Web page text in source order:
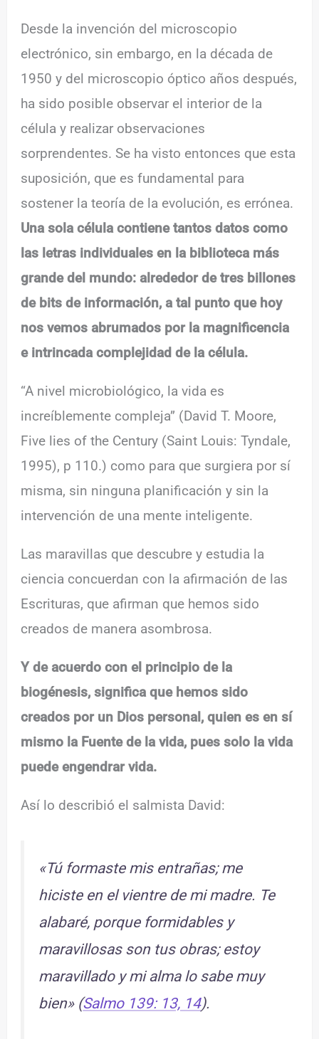
Desde la invención del microscopio
electrónico, sin embargo, en la década de
1950 y del microscopio óptico años después,
ha sido posible observar el interior de la
célula y realizar observaciones
sorprendentes. Se ha visto entonces que esta
suposición, que es fundamental para
sostener la teoría de la evolución, es errónea.
Una sola célula contiene tantos datos como
las letras individuales en la biblioteca más
grande del mundo: alrededor de tres billones
de bits de información, a tal punto que hoy
nos vemos abrumados por la magnificencia
e intrincada complejidad de la célula.
“A nivel microbiológico, la vida es
increíblemente compleja” (David T. Moore,
Five lies of the Century (Saint Louis: Tyndale,
1995), p 110.) como para que surgiera por sí
misma, sin ninguna planificación y sin la
intervención de una mente inteligente.
Las maravillas que descubre y estudia la
ciencia concuerdan con la afirmación de las
Escrituras, que afirman que hemos sido
creados de manera asombrosa.
Y de acuerdo con el principio de la
biogénesis, significa que hemos sido
creados por un Dios personal, quien es en sí
mismo la Fuente de la vida, pues solo la vida
puede engendrar vida.
Así lo describió el salmista David:
«Tú formaste mis entrañas; me
hiciste en el vientre de mi madre. Te
alabaré, porque formidables y
maravillosas son tus obras; estoy
maravillado y mi alma lo sabe muy
bien» (Salmo 139: 13, 14).